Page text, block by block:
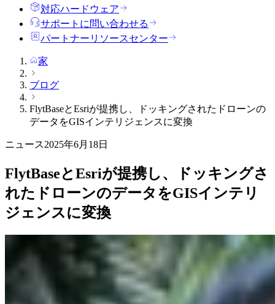
対応ハードウェア
サポートに問い合わせる
パートナーリソースセンター
家
ブログ
FlytBaseとEsriが提携し、ドッキングされたドローンの
データをGISインテリジェンスに変換
ニュース2025年6月18日
FlytBaseとEsriが提携し、ドッキングさ
れたドローンのデータをGISインテリ
ジェンスに変換